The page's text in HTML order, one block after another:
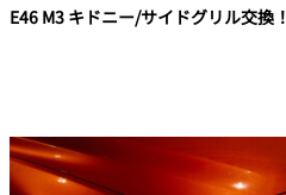
E46 M3 キドニー/サイドグリル交換！